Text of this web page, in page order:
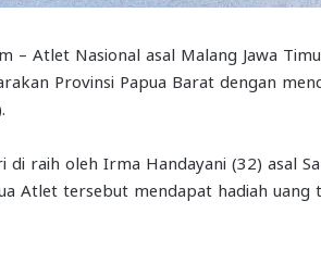
– Atlet Nasional asal Malang Jawa
Provinsi Papua Barat dengan
di raih oleh Irma Handayani (32) asal
Atlet tersebut mendapat hadiah uang